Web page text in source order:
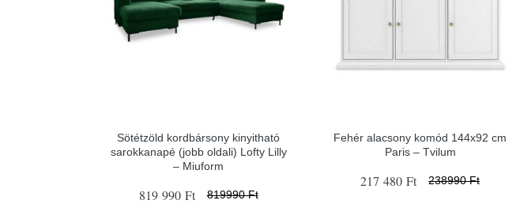
Sötétzöld kordbársony kinyitható
sarokkanapé (jobb oldali) Lofty Lilly
– Miuform
819 990 Ft 819990 Ft
Fehér alacsony komód 144x92 cm
Paris – Tvilum
217 480 Ft 238990 Ft